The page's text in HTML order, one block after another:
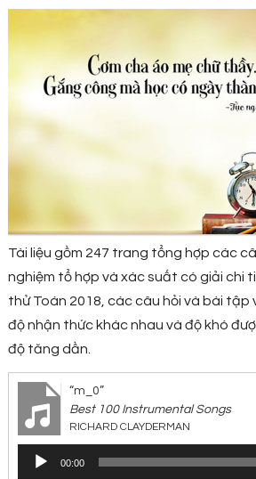
Tài liệu gồm 247 trang tổng hợp các
nghiệm tổ hợp và xác suất có giải chi
thử Toán 2018, các câu hỏi và bài tập
độ nhận thức khác nhau và độ khó
độ tăng dần.
“m_0”
Best 100 Instrumental Songs
RICHARD CLAYDERMAN
Trình
chơi
00:00